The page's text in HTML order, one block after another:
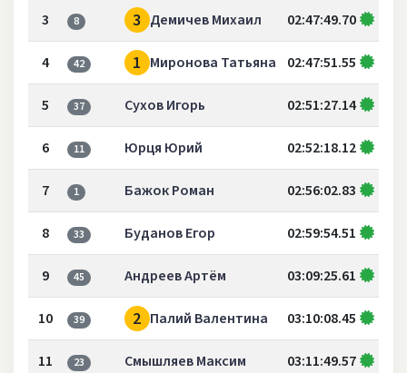
3 8 3 Демичев Михаил 02:47:49.70
4 42 1 Миронова Татьяна 02:47:51.55
5 37 Сухов Игорь 02:51:27.14
6 11 Юрця Юрий 02:52:18.12
7 1 Бажок Роман 02:56:02.83
8 33 Буданов Егор 02:59:54.51
9 45 Андреев Артём 03:09:25.61
10 39 2 Палий Валентина 03:10:08.45
11 23 Смышляев Максим 03:11:49.57